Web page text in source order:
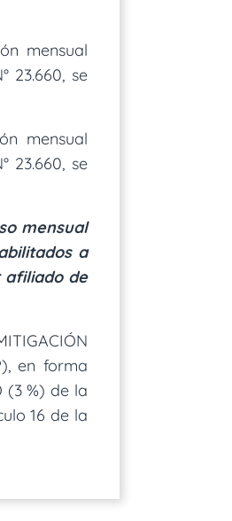
mensual
23.660, se
mensual
23.660, se
mensual
a
afiliado de
en forma
(3 %) de la
16 de la